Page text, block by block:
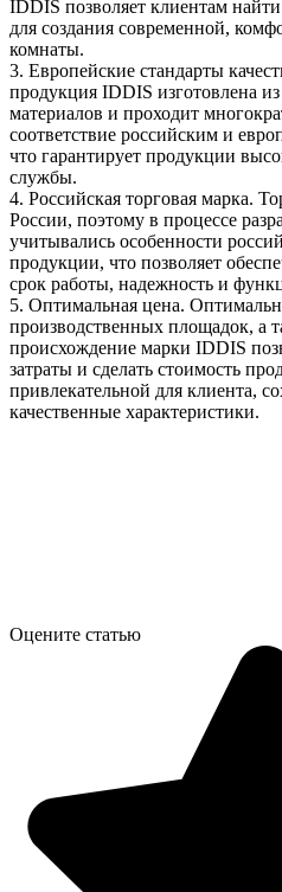
IDDIS позволяет клиентам
для создания современной,
комнаты.
3. Европейские стандарты
продукция IDDIS изготовлена
материалов и проходит
соответствие российским и
что гарантирует продукции
службы.
4. Российская торговая марка.
России, поэтому в процессе
учитывались особенности
продукции, что позволяет
срок работы, надежность и
5. Оптимальная цена.
производственных площадок, а
происхождение марки IDDIS
затраты и сделать стоимость
привлекательной для клиента,
качественные характеристики.
Оцените статью